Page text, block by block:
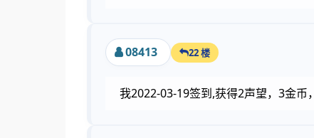
08413 22 楼
我2022-03-19签到,获得2声望，3金币